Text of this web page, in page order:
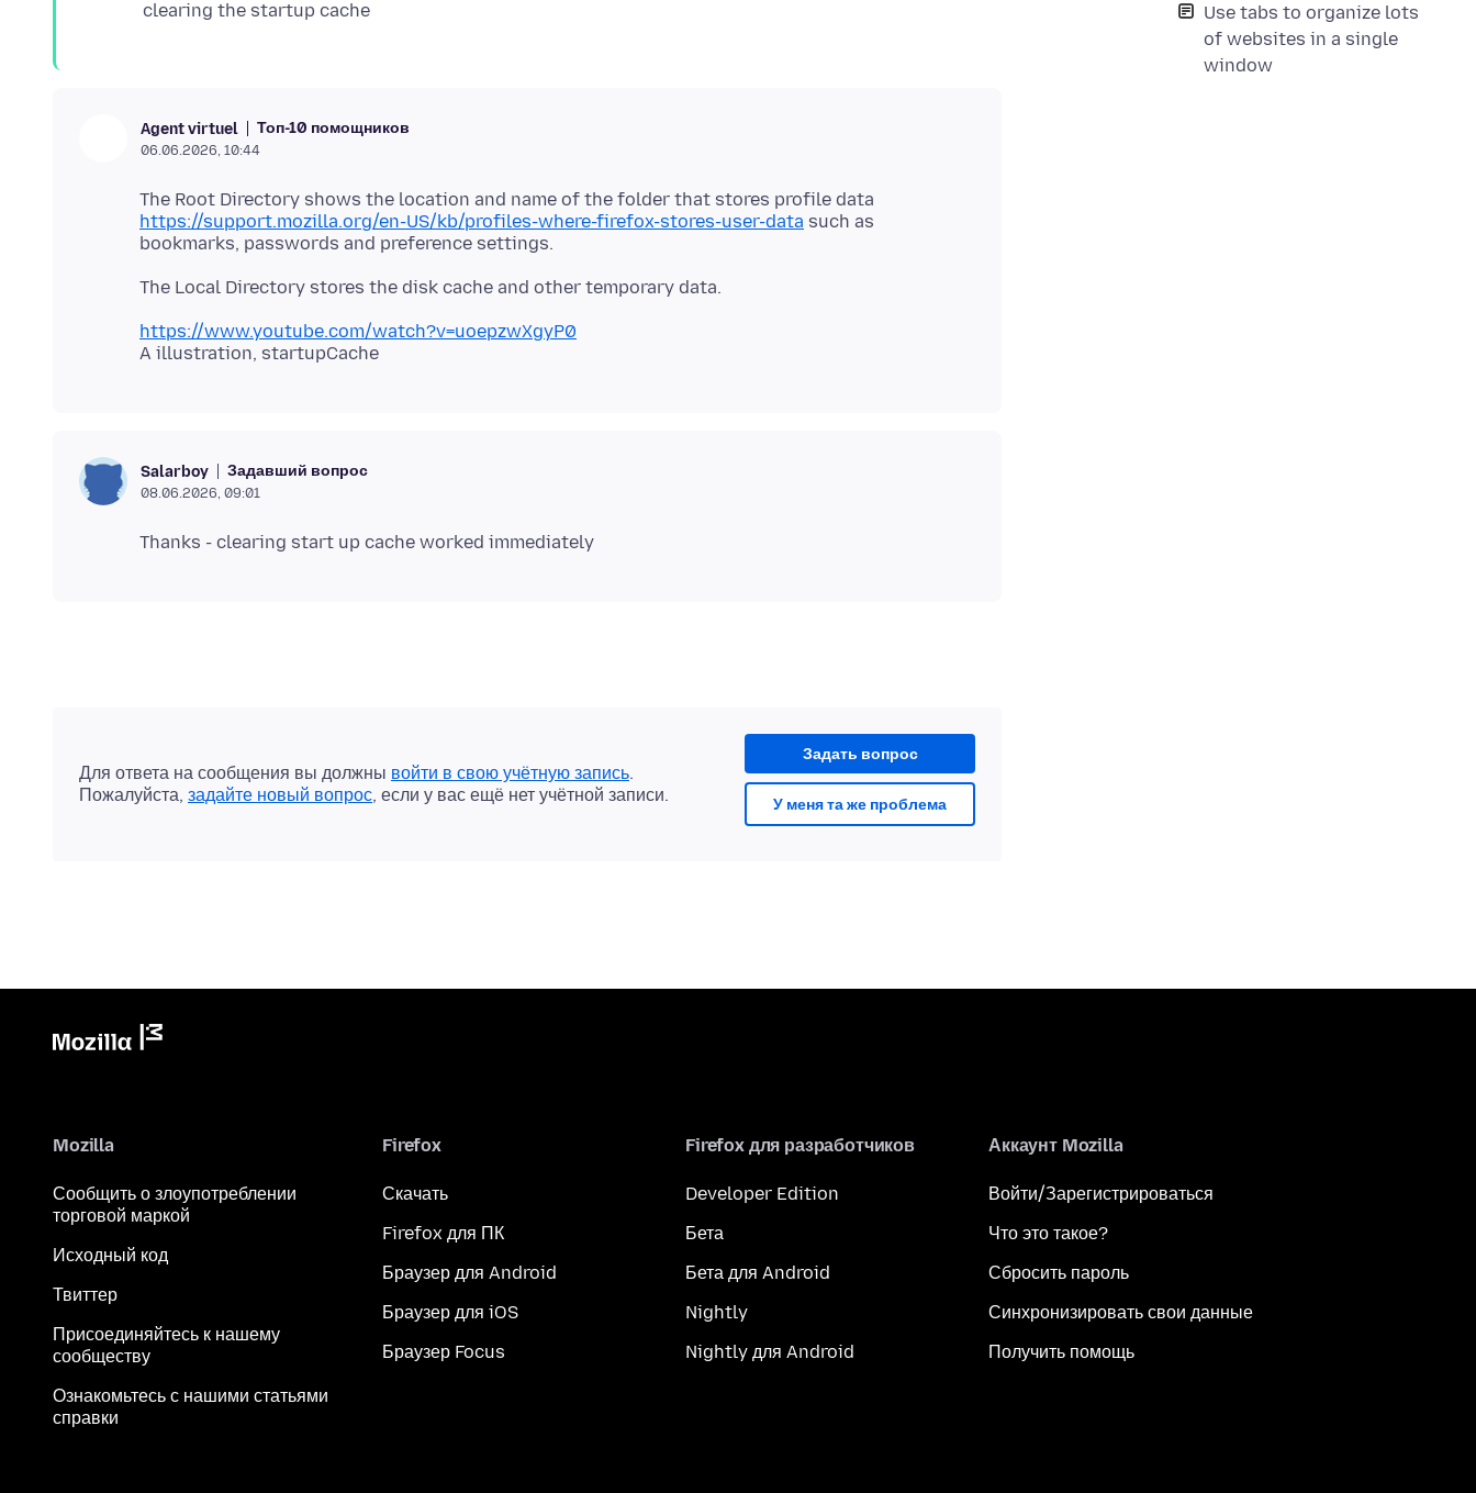
Use tabs to organize lots
of websites in a single
window
Agent virtuel Топ-10 помощников
06.06.2026, 10:44
The Root Directory shows the location and name of the folder that stores profile data
https://support.mozilla.org/en-US/kb/profiles-where-firefox-stores-user-data such as
https://www.youtube.com/watch?v=uoepzwXgyP0
Salarboy Задавший вопрос
08.06.2026, 09:01
Задать вопрос
У меня та же проблема
Для ответа на сообщения вы должны войти в свою учётную запись.
Пожалуйста, задайте новый вопрос, если у вас ещё нет учётной записи.
Mozilla
Сообщить о злоупотреблении
торговой маркой
Исходный код
Твиттер
Присоединяйтесь к нашему
сообществу
Ознакомьтесь с нашими статьями
справки
Firefox
Скачать
Firefox для ПК
Браузер для Android
Браузер для iOS
Браузер Focus
Firefox для разработчиков
Developer Edition
Бета
Бета для Android
Nightly
Nightly для Android
Аккаунт Mozilla
Войти/Зарегистрироваться
Что это такое?
Сбросить пароль
Синхронизировать свои данные
Получить помощь